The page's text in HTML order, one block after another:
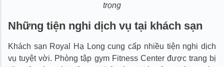
trọng
Những tiện nghi dịch vụ tại khách sạn
Khách sạn Royal Hạ Long cung cấp nhiều tiện nghi dịch
vụ tuyệt vời. Phòng tập gym Fitness Center được trang bị